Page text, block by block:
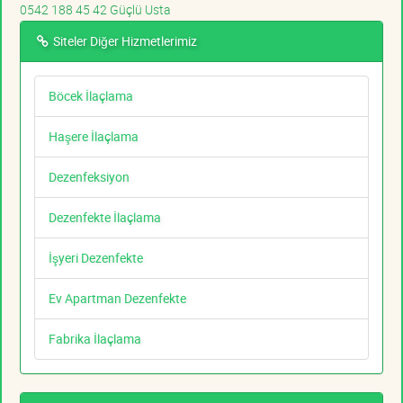
0542 188 45 42 Güçlü Usta
Siteler Diğer Hizmetlerimiz
Böcek İlaçlama
Haşere İlaçlama
Dezenfeksiyon
Dezenfekte İlaçlama
İşyeri Dezenfekte
Ev Apartman Dezenfekte
Fabrika İlaçlama